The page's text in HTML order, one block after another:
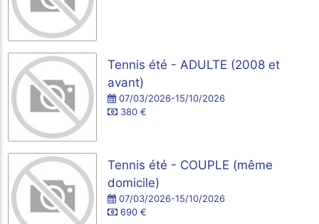
Tennis été - ADULTE (2008 et
avant)
07/03/2026-15/10/2026
380 €
Tennis été - COUPLE (même
domicile)
07/03/2026-15/10/2026
690 €